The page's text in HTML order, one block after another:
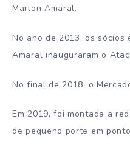
Marlon Amaral.
No ano de 2013, os sócios
Amaral inauguraram o
No final de 2018, o
Em 2019, foi montada a
de pequeno porte em